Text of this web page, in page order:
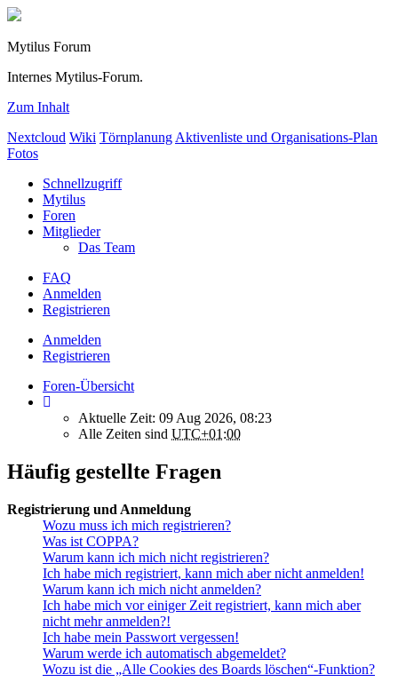
Mytilus Forum
Internes Mytilus-Forum.
Zum Inhalt
Nextcloud Wiki Törnplanung Aktivenliste und Organisations-Plan
Fotos
Schnellzugriff
Mytilus
Foren
Mitglieder
Das Team
FAQ
Anmelden
Registrieren
Anmelden
Registrieren
Foren-Übersicht
Aktuelle Zeit: 09 Aug 2026, 08:23
Alle Zeiten sind UTC+01:00
Häufig gestellte Fragen
Registrierung und Anmeldung
Wozu muss ich mich registrieren?
Was ist COPPA?
Warum kann ich mich nicht registrieren?
Ich habe mich registriert, kann mich aber nicht anmelden!
Warum kann ich mich nicht anmelden?
Ich habe mich vor einiger Zeit registriert, kann mich aber
nicht mehr anmelden?!
Ich habe mein Passwort vergessen!
Warum werde ich automatisch abgemeldet?
Wozu ist die „Alle Cookies des Boards löschen“-Funktion?